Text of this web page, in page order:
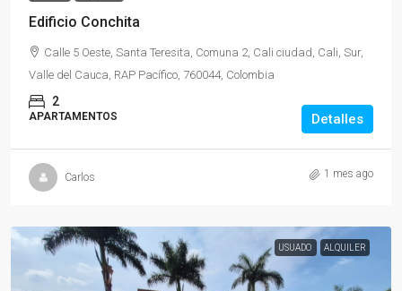
Edificio Conchita
Calle 5 Oeste, Santa Teresita, Comuna 2, Cali ciudad, Cali, Sur,
Valle del Cauca, RAP Pacífico, 760044, Colombia
2
APARTAMENTOS Detalles
Carlos 1 mes ago
USUADO ALQUILER